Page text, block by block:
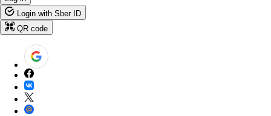
Login with Sber ID
QR code